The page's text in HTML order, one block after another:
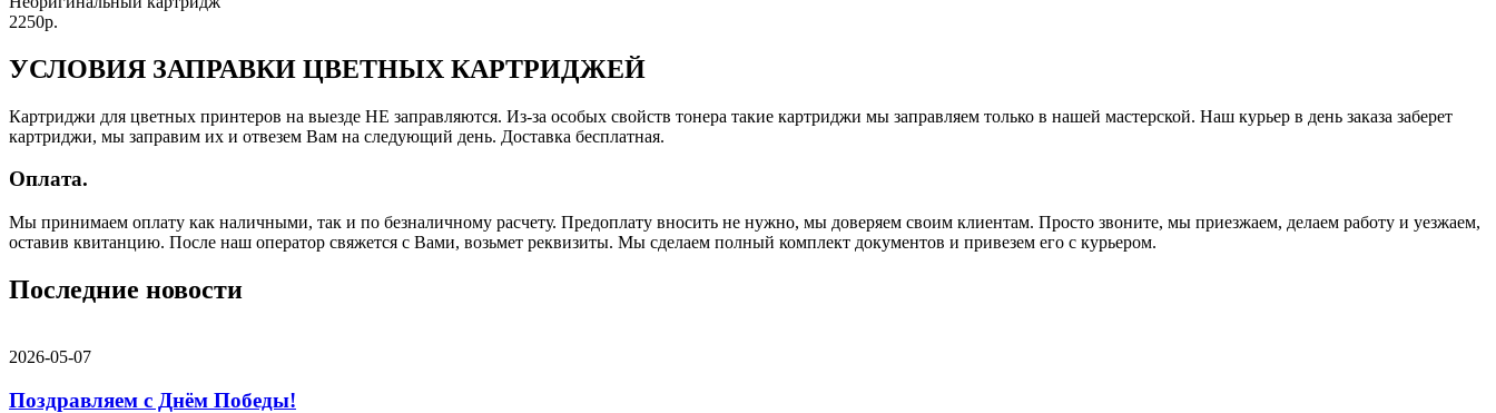
2250р.
УСЛОВИЯ ЗАПРАВКИ ЦВЕТНЫХ КАРТРИДЖЕЙ
Картриджи для цветных принтеров на выезде НЕ заправляются. Из-за особых свойств тонера такие картриджи мы заправляем только в нашей мастерской. Наш курьер в день заказа заберет
картриджи, мы заправим их и отвезем Вам на следующий день. Доставка бесплатная.
Оплата.
Мы принимаем оплату как наличными, так и по безналичному расчету. Предоплату вносить не нужно, мы доверяем своим клиентам. Просто звоните, мы приезжаем, делаем работу и уезжаем,
оставив квитанцию. После наш оператор свяжется с Вами, возьмет реквизиты. Мы сделаем полный комплект документов и привезем его с курьером.
Последние новости
2026-05-07
Поздравляем с Днём Победы!